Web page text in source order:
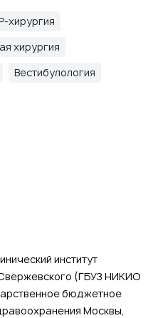
хирургия
хирургия
Вестибулология
институт
(ГБУЗ НИКИО
бюджетное
Москвы,